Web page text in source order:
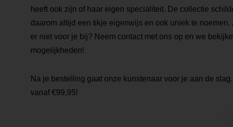
heeft ook zijn of haar eigen specialiteit. De collectie
daarom altijd een tikje eigenwijs en ook uniek te
er niet voor je bij? Neem contact met ons op en we
mogelijkheden!
Na je bestelling gaat onze kunstenaar voor je aan de
vanaf €99,95!